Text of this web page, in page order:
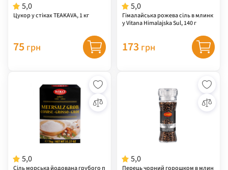
5,0
Цукор у стіках TEAKAVA, 1 кг
75 грн
5,0
Гімалайська рожева сіль в млинк
у Vitana Himalajska Sul, 140 г
173 грн
5,0
Сіль морська йодована грубого п
5,0
Перець чорний горошком в млин